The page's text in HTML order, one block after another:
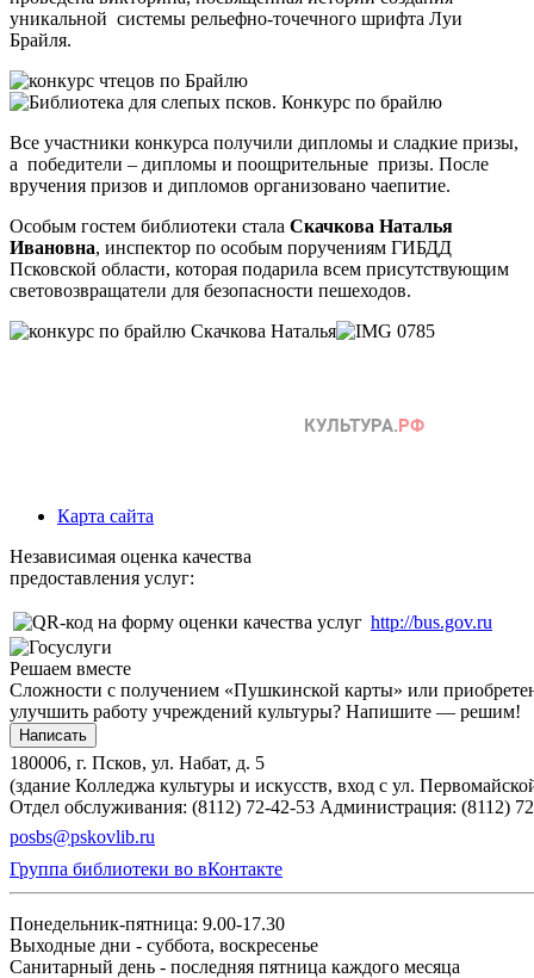
уникальной системы рельефно-точечного шрифта Луи
Брайля.
Все участники конкурса получили дипломы и сладкие призы,
а победители – дипломы и поощрительные призы. После
вручения призов и дипломов организовано чаепитие.
Особым гостем библиотеки стала Скачкова Наталья
Ивановна, инспектор по особым поручениям ГИБДД
Псковской области, которая подарила всем присутствующим
световозвращатели для безопасности пешеходов.
Карта сайта
Независимая оценка качества
предоставления услуг:
http://bus.gov.ru
Решаем вместе
Сложности с получением «Пушкинской карты» или
улучшить работу учреждений культуры? Напишите — решим!
Написать
180006, г. Псков, ул. Набат, д. 5
(здание Колледжа культуры и искусств, вход с ул.
Отдел обслуживания: (8112) 72-42-53 Администрация: (8112)
posbs@pskovlib.ru
Группа библиотеки во вКонтакте
Понедельник-пятница: 9.00-17.30
Выходные дни - суббота, воскресенье
Санитарный день - последняя пятница каждого месяца